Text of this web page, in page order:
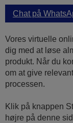
Chat på
Vores virtuelle
dig med at løse
produkt. Når du
om at give
processen.
Klik på knappen
højre på denne